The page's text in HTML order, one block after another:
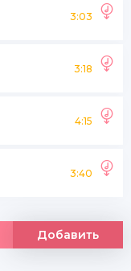
3:03
3:18
4:15
3:40
Добавить